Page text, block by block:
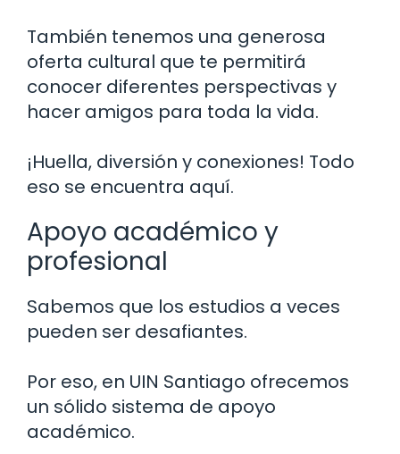
También tenemos una generosa
oferta cultural que te permitirá
conocer diferentes perspectivas y
hacer amigos para toda la vida.
¡Huella, diversión y conexiones! Todo
eso se encuentra aquí.
Apoyo académico y
profesional
Sabemos que los estudios a veces
pueden ser desafiantes.
Por eso, en UIN Santiago ofrecemos
un sólido sistema de apoyo
académico.